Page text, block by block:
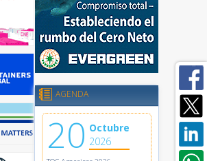
AGENDA
20 Octubre
2026